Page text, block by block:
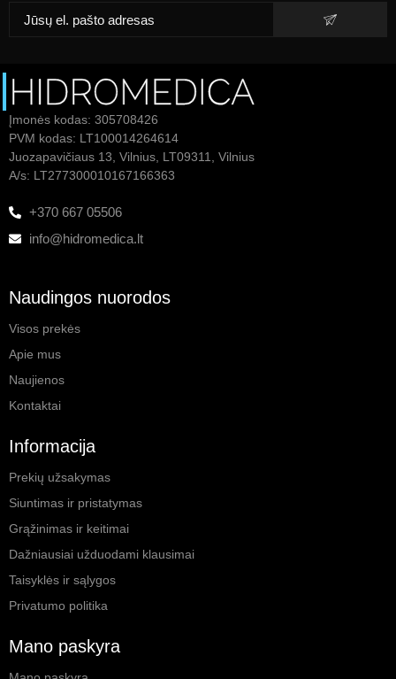
Įmonės kodas: 305708426
PVM kodas: LT100014264614
Juozapavičiaus 13, Vilnius, LT09311, Vilnius
A/s: LT277300010167166363
+370 667 05506
info@hidromedica.lt
Naudingos nuorodos
Visos prekės
Apie mus
Naujienos
Kontaktai
Informacija
Prekių užsakymas
Siuntimas ir pristatymas
Grąžinimas ir keitimai
Dažniausiai užduodami klausimai
Taisyklės ir sąlygos
Privatumo politika
Mano paskyra